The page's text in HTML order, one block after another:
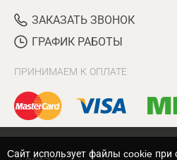
ЗАКАЗАТЬ ЗВОНОК
ГРАФИК РАБОТЫ
ПРИНИМАЕМ К ОПЛАТЕ
Cайт использует файлы cookie при